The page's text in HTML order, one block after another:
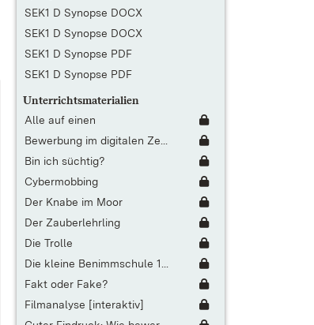
SEK1 D Synopse DOCX
SEK1 D Synopse DOCX
SEK1 D Synopse PDF
SEK1 D Synopse PDF
Unterrichtsmaterialien
Alle auf einen
Bewerbung im digitalen Ze...
Bin ich süchtig?
Cybermobbing
Der Knabe im Moor
Der Zauberlehrling
Die Trolle
Die kleine Benimmschule 1...
Fakt oder Fake?
Filmanalyse [interaktiv]